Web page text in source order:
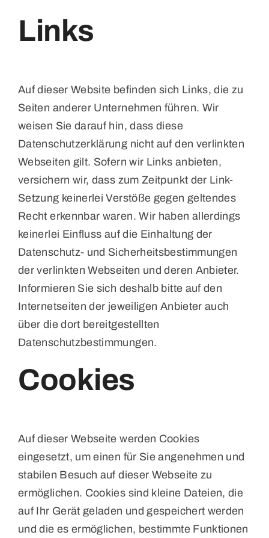
Links
Auf dieser Website befinden sich Links, die zu
Seiten anderer Unternehmen führen. Wir
weisen Sie darauf hin, dass diese
Datenschutzerklärung nicht auf den verlinkten
Webseiten gilt. Sofern wir Links anbieten,
versichern wir, dass zum Zeitpunkt der Link-
Setzung keinerlei Verstöße gegen geltendes
Recht erkennbar waren. Wir haben allerdings
keinerlei Einfluss auf die Einhaltung der
Datenschutz- und Sicherheitsbestimmungen
der verlinkten Webseiten und deren Anbieter.
Informieren Sie sich deshalb bitte auf den
Internetseiten der jeweiligen Anbieter auch
über die dort bereitgestellten
Datenschutzbestimmungen.
Cookies
Auf dieser Webseite werden Cookies
eingesetzt, um einen für Sie angenehmen und
stabilen Besuch auf dieser Webseite zu
ermöglichen. Cookies sind kleine Dateien, die
auf Ihr Gerät geladen und gespeichert werden
und die es ermöglichen, bestimmte Funktionen